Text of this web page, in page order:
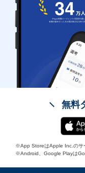
無料
※App StoreはApple Inc.のサ
※Android、Google Playは